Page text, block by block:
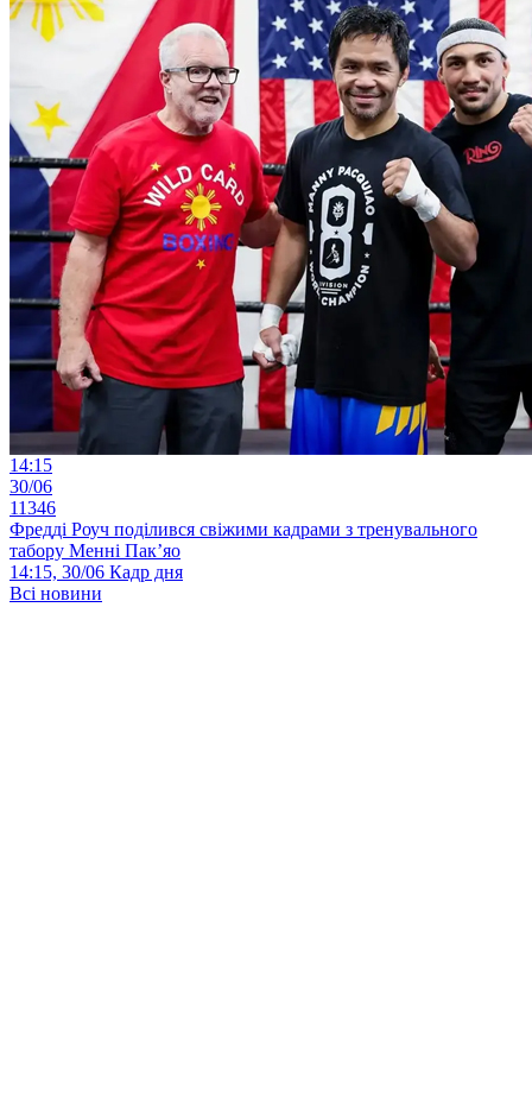
14:15
30/06
11346
Фредді Роуч поділився свіжими кадрами з тренувального
табору Менні Пак’яо
14:15, 30/06 Кадр дня
Всі новини